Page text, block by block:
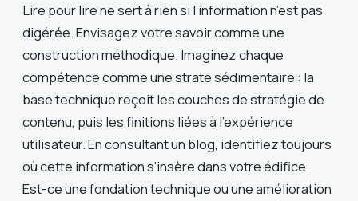
Lire pour lire ne sert à rien si l’information n’est pas
digérée. Envisagez votre savoir comme une
construction méthodique. Imaginez chaque
compétence comme une strate sédimentaire : la
base technique reçoit les couches de stratégie de
contenu, puis les finitions liées à l’expérience
utilisateur. En consultant un blog, identifiez toujours
où cette information s’insère dans votre édifice.
Est-ce une fondation technique ou une amélioration